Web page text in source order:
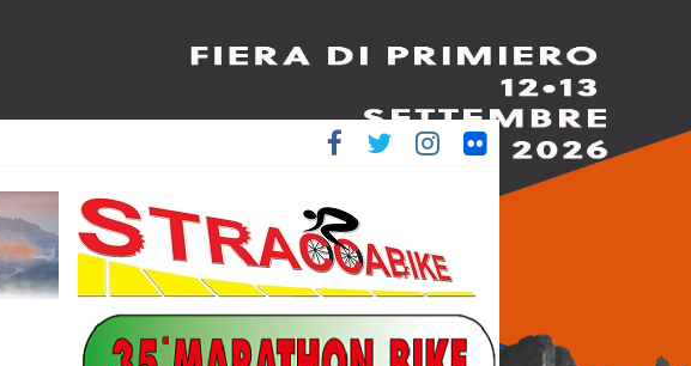
migliore tra gli italiani
storia